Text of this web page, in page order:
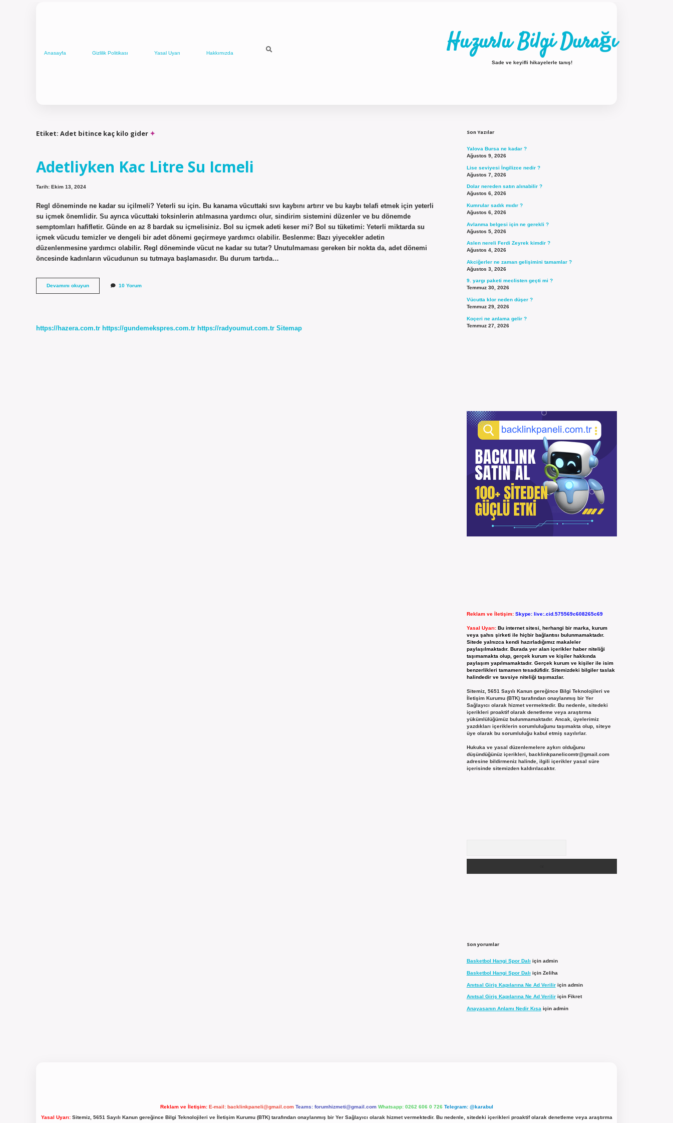
Anasayfa Gizlilik Politikası Yasal Uyarı Hakkımızda Huzurlu Bilgi Durağı
Sade ve keyifli hikayelerle tanış!
Etiket: Adet bitince kaç kilo gider
Adetliyken Kac Litre Su Icmeli
Tarih: Ekim 13, 2024
Regl döneminde ne kadar su içilmeli? Yeterli su için. Bu kanama vücuttaki sıvı kaybını artırır ve bu kaybı telafi etmek için yeterli
su içmek önemlidir. Su ayrıca vücuttaki toksinlerin atılmasına yardımcı olur, sindirim sistemini düzenler ve bu dönemde
semptomları hafifletir. Günde en az 8 bardak su içmelisiniz. Bol su içmek adeti keser mi? Bol su tüketimi: Yeterli miktarda su
içmek vücudu temizler ve dengeli bir adet dönemi geçirmeye yardımcı olabilir. Beslenme: Bazı yiyecekler adetin
düzenlenmesine yardımcı olabilir. Regl döneminde vücut ne kadar su tutar? Unutulmaması gereken bir nokta da, adet dönemi
öncesinde kadınların vücudunun su tutmaya başlamasıdır. Bu durum tartıda…
Devamını okuyunAdetliyken
Kac
10 Yorum
https://hazera.com.tr https://gundemekspres.com.tr https://radyoumut.com.tr Sitemap
Son Yazılar
Yalova Bursa ne kadar ?
Ağustos 9, 2026
Lise seviyesi İngilizce nedir ?
Ağustos 7, 2026
Dolar nereden satın alınabilir ?
Ağustos 6, 2026
Kumrular sadık mıdır ?
Ağustos 6, 2026
Avlanma belgesi için ne gerekli ?
Ağustos 5, 2026
Aslen nereli Ferdi Zeyrek kimdir ?
Ağustos 4, 2026
Akciğerler ne zaman gelişimini tamamlar ?
Ağustos 3, 2026
9. yargı paketi meclisten geçti mi ?
Temmuz 30, 2026
Vücutta klor neden düşer ?
Temmuz 29, 2026
Koçeri ne anlama gelir ?
Temmuz 27, 2026
Reklam ve İletişim: Skype: live:.cid.575569c608265c69
Yasal Uyarı: Bu internet sitesi, herhangi bir marka, kurum
veya şahıs şirketi ile hiçbir bağlantısı bulunmamaktadır.
Sitede yalnızca kendi hazırladığımız makaleler
paylaşılmaktadır. Burada yer alan içerikler haber niteliği
taşımamakta olup, gerçek kurum ve kişiler hakkında
paylaşım yapılmamaktadır. Gerçek kurum ve kişiler ile isim
benzerlikleri tamamen tesadüfidir. Sitemizdeki bilgiler taslak
halindedir ve tavsiye niteliği taşımazlar.
Sitemiz, 5651 Sayılı Kanun gereğince Bilgi Teknolojileri ve
İletişim Kurumu (BTK) tarafından onaylanmış bir Yer
Sağlayıcı olarak hizmet vermektedir. Bu nedenle, sitedeki
içerikleri proaktif olarak denetleme veya araştırma
yükümlülüğümüz bulunmamaktadır. Ancak, üyelerimiz
yazdıkları içeriklerin sorumluluğunu taşımakta olup, siteye
üye olarak bu sorumluluğu kabul etmiş sayılırlar.
Hukuka ve yasal düzenlemelere aykırı olduğunu
düşündüğünüz içerikleri, backlinkpanelicomtr@gmail.com
adresine bildirmeniz halinde, ilgili içerikler yasal süre
içerisinde sitemizden kaldırılacaktır.
Son yorumlar
Basketbol Hangi Spor Dalı için admin
Basketbol Hangi Spor Dalı için Zeliha
Anıtsal Giriş Kapılarına Ne Ad Veriliriçin admin
Anıtsal Giriş Kapılarına Ne Ad Veriliriçin Fikret
Anayasanın Anlamı Nedir Kısa için admin
Reklam ve İletişim: E-mail: backlinkpaneli@gmail.com Teams: forumhizmeti@gmail.com Whatsapp: 0262 606 0 726 Telegram: @karabul
Yasal Uyarı:Sitemiz, 5651 Sayılı Kanun gereğince Bilgi Teknolojileri ve İletişim Kurumu (BTK) tarafından onaylanmış bir Yer Sağlayıcı olarak hizmet vermektedir. Bu nedenle, sitedeki içerikleri proaktif olarak denetleme veya araştırma